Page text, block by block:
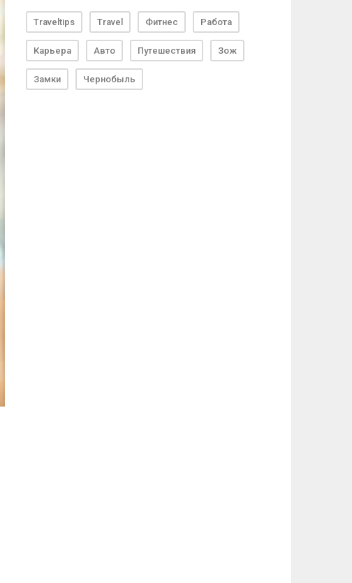
Traveltips Travel Фитнес Работа
Карьера Авто Путешествия Зож
Замки Чернобыль